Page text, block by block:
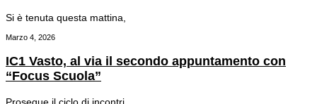
Si è tenuta questa mattina,
Marzo 4, 2026
IC1 Vasto, al via il secondo appuntamento con
“Focus Scuola”
Prosegue il ciclo di incontri